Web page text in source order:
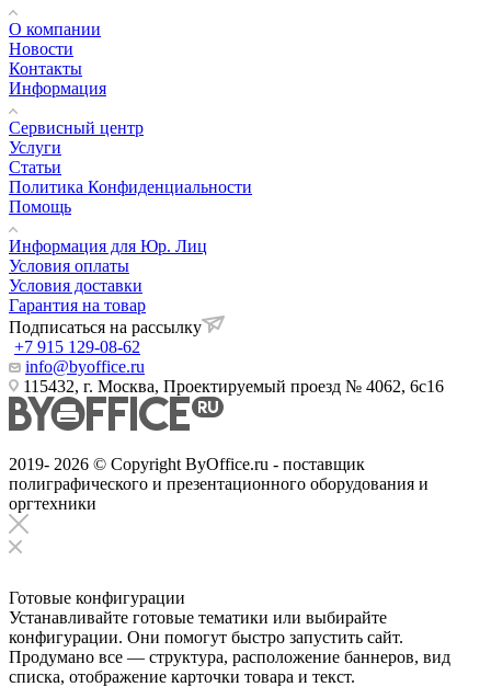
О компании
Новости
Контакты
Информация
Сервисный центр
Услуги
Статьи
Политика Конфиденциальности
Помощь
Информация для Юр. Лиц
Условия оплаты
Условия доставки
Гарантия на товар
Подписаться на рассылку
+7 915 129-08-62
info@byoffice.ru
115432, г. Москва, Проектируемый проезд № 4062, 6с16
2019- 2026 © Copyright ByOffice.ru - поставщик
полиграфического и презентационного оборудования и
оргтехники
Готовые конфигурации
Устанавливайте готовые тематики или выбирайте
конфигурации. Они помогут быстро запустить сайт.
Продумано все — структура, расположение баннеров, вид
списка, отображение карточки товара и текст.